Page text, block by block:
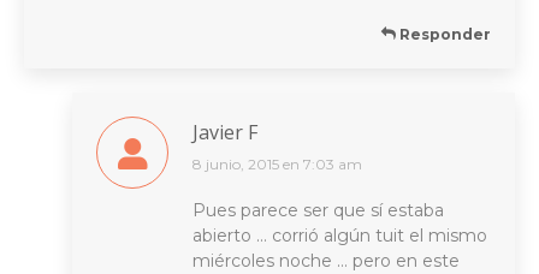
Responder
Javier F
dice:
8 junio, 2015 en 7:03 am
Pues parece ser que sí estaba
abierto … corrió algún tuit el mismo
miércoles noche … pero en este